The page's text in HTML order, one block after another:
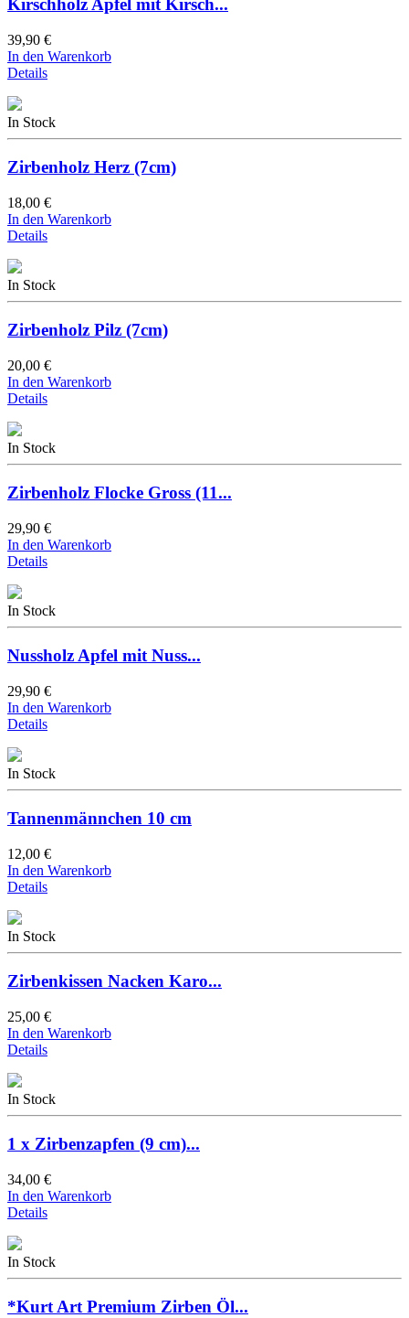
Kirschholz Apfel mit Kirsch...
39,90 €
In den Warenkorb
Details
In Stock
Zirbenholz Herz (7cm)
18,00 €
In den Warenkorb
Details
In Stock
Zirbenholz Pilz (7cm)
20,00 €
In den Warenkorb
Details
In Stock
Zirbenholz Flocke Gross (11...
29,90 €
In den Warenkorb
Details
In Stock
Nussholz Apfel mit Nuss...
29,90 €
In den Warenkorb
Details
In Stock
Tannenmännchen 10 cm
12,00 €
In den Warenkorb
Details
In Stock
Zirbenkissen Nacken Karo...
25,00 €
In den Warenkorb
Details
In Stock
1 x Zirbenzapfen (9 cm)...
34,00 €
In den Warenkorb
Details
In Stock
*Kurt Art Premium Zirben Öl...